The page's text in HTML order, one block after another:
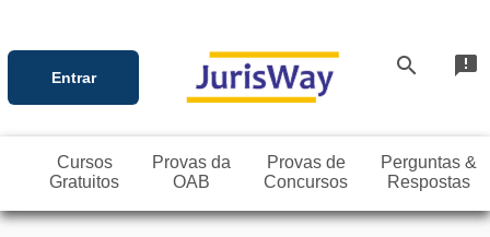
Entrar search announcement
Cursos
Gratuitos
Provas da
OAB
Provas de
Concursos
Perguntas &
Respostas